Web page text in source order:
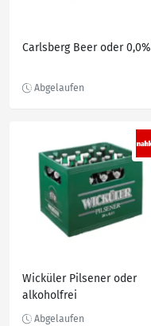
Carlsberg Beer oder 0,0%
Wicküler Pilsener oder
alkoholfrei